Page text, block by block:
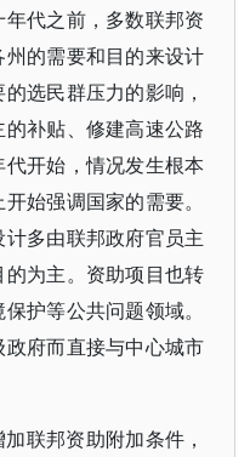
代之前，多数联邦资
的需要和目的来设计
选民群压力的影响，
补贴、修建高速公路
开始，情况发生根本
始强调国家的需要。
多由联邦政府官员主
为主。资助项目也转
护等公共问题领域。
府而直接与中心城市
联邦资助附加条件，